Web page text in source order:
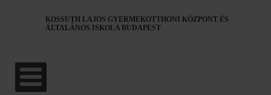
KOSSUTH LAJOS GYERMEKOTTHONI KÖZPONT ÉS
ÁLTALÁNOS ISKOLA BUDAPEST